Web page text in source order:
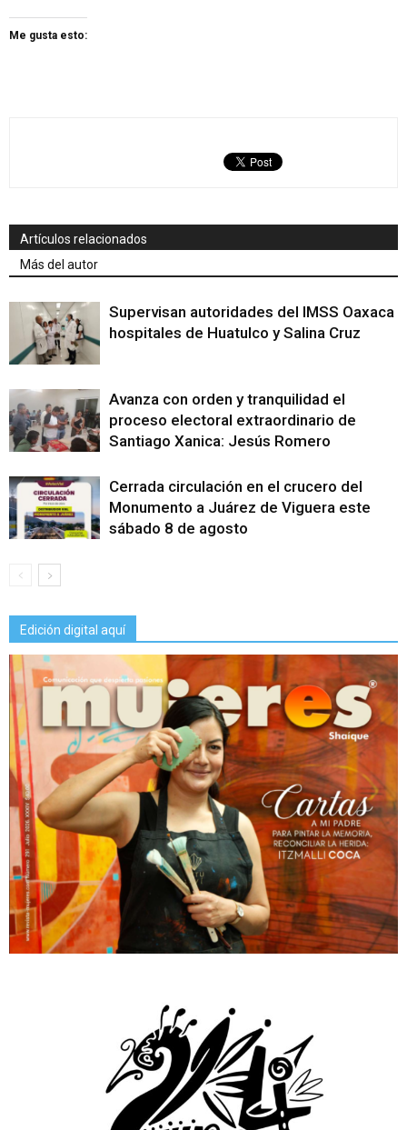
Me gusta esto:
Artículos relacionados
Más del autor
Supervisan autoridades del IMSS Oaxaca
hospitales de Huatulco y Salina Cruz
Avanza con orden y tranquilidad el
proceso electoral extraordinario de
Santiago Xanica: Jesús Romero
Cerrada circulación en el crucero del
Monumento a Juárez de Viguera este
sábado 8 de agosto
Edición digital aquí